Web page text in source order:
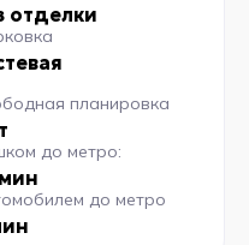
отделки
планировка
до метро:
до метро